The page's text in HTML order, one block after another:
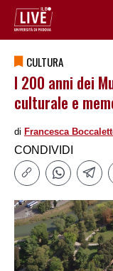
CULTURA
I 200 anni dei
culturale e
di Francesca
CONDIVIDI